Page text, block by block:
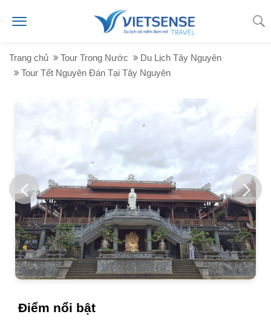
Trang chủ Tour Trong Nước
Du Lịch Tây Nguyên
Tour Tết Nguyên Đán Tại Tây Nguyên
Điểm nổi bật